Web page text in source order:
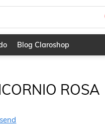
Blog Claroshop
ROSA